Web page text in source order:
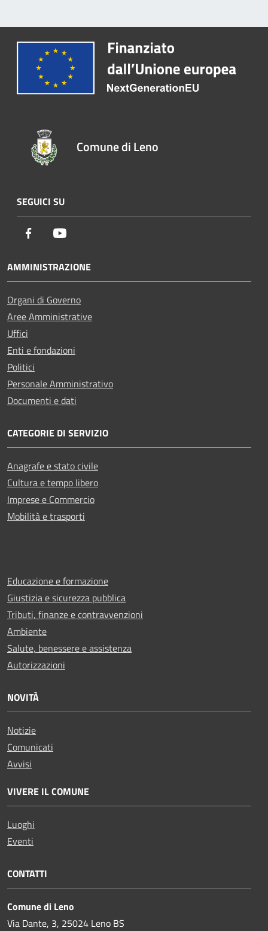
Comune di Leno
SEGUICI SU
Facebook
AMMINISTRAZIONE
Organi di Governo
Aree Amministrative
Uffici
Enti e fondazioni
Politici
Personale Amministrativo
Documenti e dati
CATEGORIE DI SERVIZIO
Anagrafe e stato civile
Cultura e tempo libero
Imprese e Commercio
Mobilità e trasporti
Educazione e formazione
Giustizia e sicurezza pubblica
Tributi, finanze e contravvenzioni
Ambiente
Salute, benessere e assistenza
Autorizzazioni
NOVITÀ
Notizie
Comunicati
Avvisi
VIVERE IL COMUNE
Luoghi
Eventi
CONTATTI
Comune di Leno
Via Dante, 3, 25024 Leno BS